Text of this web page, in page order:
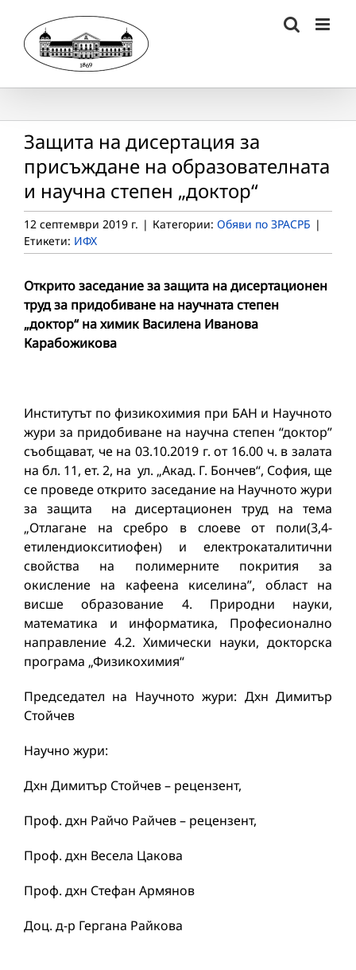
content
Защита на дисертация за
присъждане на образователната
и научна степен „доктор“
12 септември 2019 г. | Категории: Обяви по ЗРАСРБ |
Етикети: ИФХ
Открито заседание за защита на дисертационен
труд за придобиване на научната степен
„доктор“ на химик Василена Иванова
Карабожикова
Институтът по физикохимия при БАН и Научното
жури за придобиване на научна степен “доктор”
съобщават, че на 03.10.2019 г. от 16.00 ч. в залата
на бл. 11, ет. 2, на ул. „Акад. Г. Бончев“, София, ще
се проведе открито заседание на Научното жури
за защита на дисертационен труд на тема
„Отлагане на сребро в слоеве от поли(3,4-
етилендиокситиофен) и електрокаталитични
свойства на полимерните покрития за
окисление на кафеена киселина”, област на
висше образование 4. Природни науки,
математика и информатика, Професионално
направление 4.2. Химически науки, докторска
програма „Физикохимия“
Председател на Научното жури: Дхн Димитър
Стойчев
Научно жури:
Дхн Димитър Стойчев – рецензент,
Проф. дхн Райчо Райчев – рецензент,
Проф. дхн Весела Цакова
Проф. дхн Стефан Армянов
Доц. д-р Гергана Райкова